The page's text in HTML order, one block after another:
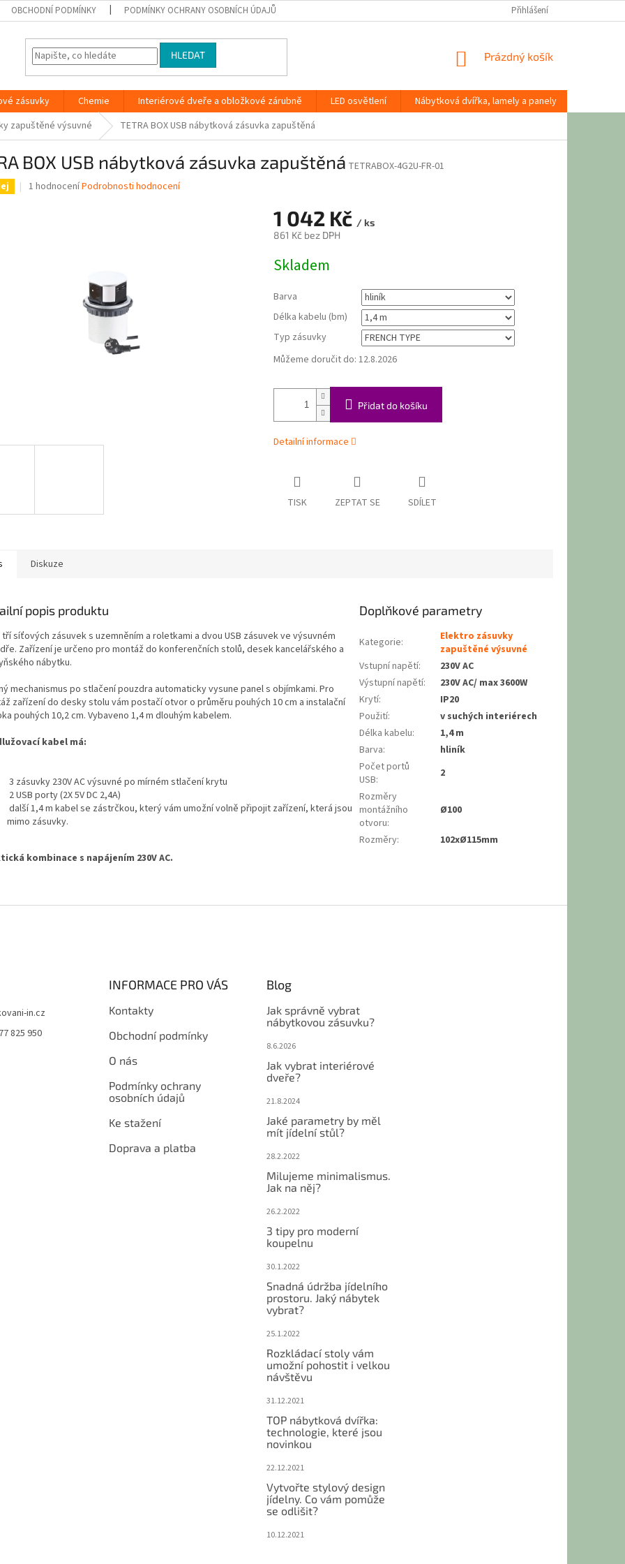
OBCHODNÍ PODMÍNKY PODMÍNKY OCHRANY OSOBNÍCH ÚDAJŮ Přihlášení
HLEDAT
NÁKUPNÍ
Prázdný košík
zásuvky Chemie Interiérové dveře a obložkové zárubně LED osvětlení Nábytková dvířka, lamely a panely
zapuštěné výsuvné TETRA BOX USB nábytková zásuvka zapuštěná
BOX USB nábytková zásuvka zapuštěná TETRABOX-4G2U-FR-01
Průměrné
1 hodnoceníPodrobnosti hodnocení
1 042 Kč / ks
861 Kč bez DPH
cena:
Skladem
Barva
Délka kabelu (bm)
Typ zásuvky
Můžeme doručit do: 12.8.2026
Přidat do košíku
Detailní informace
TISK ZEPTAT SE SDÍLET
Diskuze
popis produktu
tří síťových zásuvek s uzemněním a roletkami a dvou USB zásuvek ve výsuvném
Zařízení je určeno pro montáž do konferenčních stolů, desek kancelářského a
nábytku.
mechanismus po stlačení pouzdra automaticky vysune panel s objímkami. Pro
zařízení do desky stolu vám postačí otvor o průměru pouhých 10 cm a instalační
pouhých 10,2 cm. Vybaveno 1,4 m dlouhým kabelem.
kabel má:
3 zásuvky 230V AC výsuvné po mírném stlačení krytu
2 USB porty (2X 5V DC 2,4A)
další 1,4 m kabel se zástrčkou, který vám umožní volně připojit zařízení, která jsou
mimo zásuvky.
kombinace s napájením 230V AC.
Doplňkové parametry
Kategorie:
Elektro zásuvky
zapuštěné výsuvné
Vstupní napětí:
230V AC
Výstupní napětí:
230V AC/ max 3600W
Krytí:
IP20
Použití:
v suchých interiérech
Délka kabelu:
1,4 m
Barva:
hliník
Počet portů
USB:
2
Rozměry
montážního
otvoru:
Ø100
Rozměry: 102xØ115mm
in.cz
825 950
INFORMACE PRO VÁS
Kontakty
Obchodní podmínky
O nás
Podmínky ochrany
osobních údajů
Ke stažení
Doprava a platba
Blog
Jak správně vybrat
nábytkovou zásuvku?
8.6.2026
Jak vybrat interiérové
dveře?
21.8.2024
Jaké parametry by měl
mít jídelní stůl?
28.2.2022
Milujeme minimalismus.
Jak na něj?
26.2.2022
3 tipy pro moderní
koupelnu
30.1.2022
Snadná údržba jídelního
prostoru. Jaký nábytek
vybrat?
25.1.2022
Rozkládací stoly vám
umožní pohostit i velkou
návštěvu
31.12.2021
TOP nábytková dvířka:
technologie, které jsou
novinkou
22.12.2021
Vytvořte stylový design
jídelny. Co vám pomůže
se odlišit?
10.12.2021